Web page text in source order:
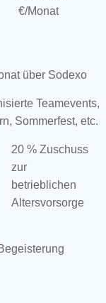
€/Monat
über Sodexo
Teamevents,
Sommerfest, etc.
20 % Zuschuss
zur
betrieblichen
Altersvorsorge